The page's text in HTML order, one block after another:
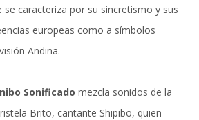
se caracteriza por su sincretismo y sus
europeas como a símbolos
Andina.
Sonificado mezcla sonidos de la
Brito, cantante Shipibo, quien